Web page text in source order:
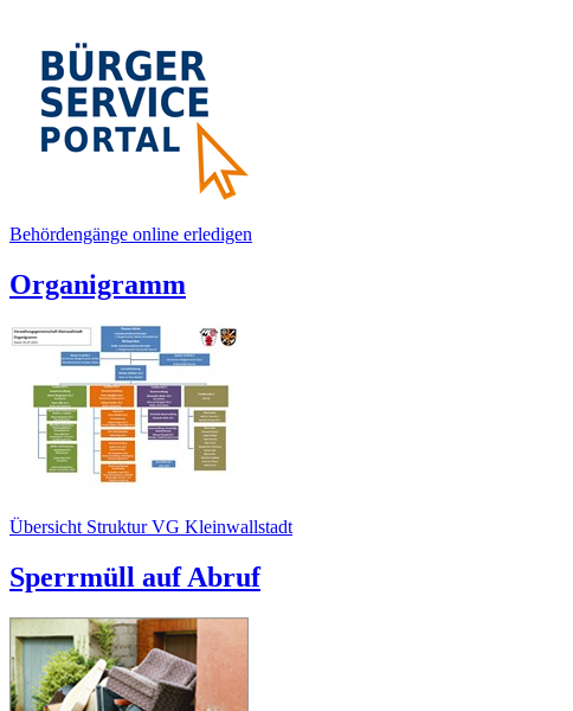
Behördengänge online erledigen
Organigramm
Übersicht Struktur VG Kleinwallstadt
Sperrmüll auf Abruf